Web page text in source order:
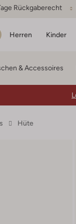
Rückgaberecht
Herren Kinder
& Accessoires
Hüte